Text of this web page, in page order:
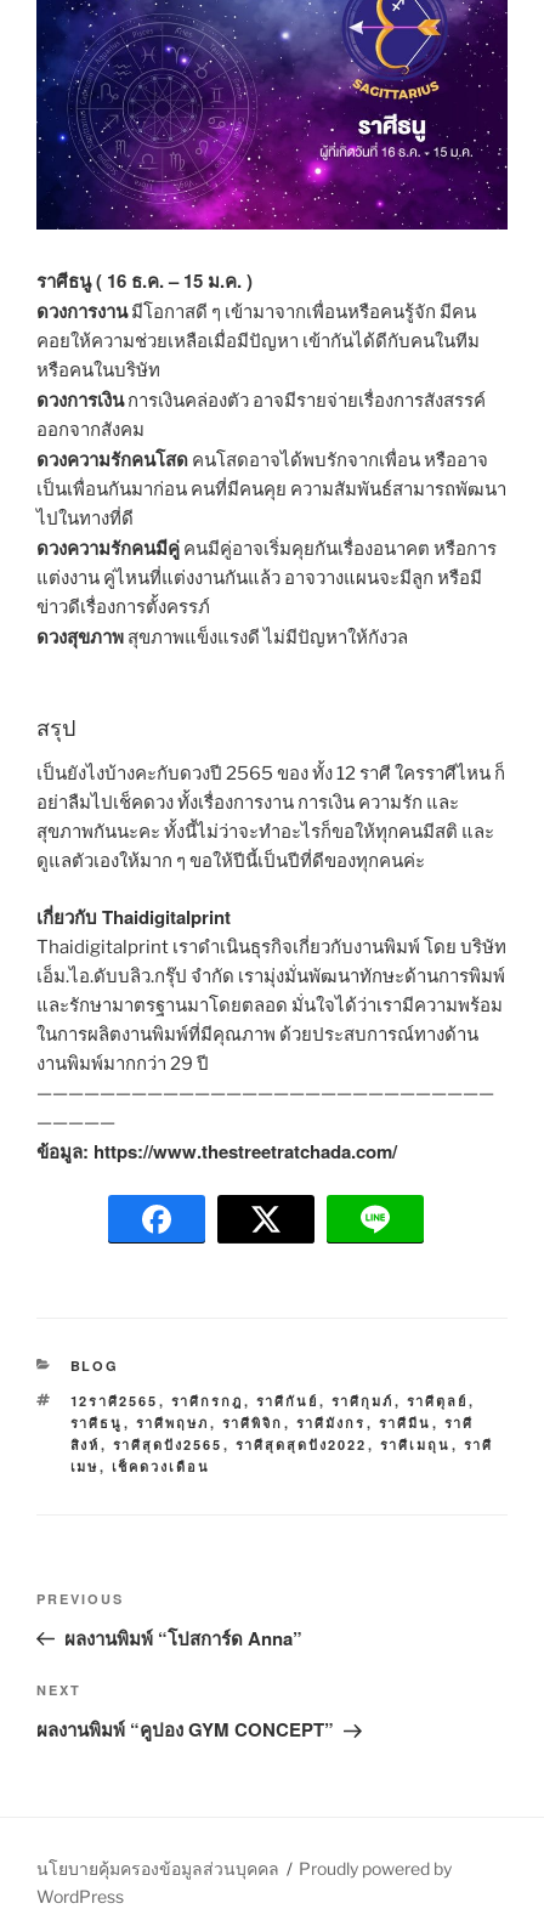
ราศีธนู ( 16 ธ.ค. – 15 ม.ค. )
ดวงการงานมีโอกาสดี ๆ เข้ามาจากเพื่อนหรือคนรู้จัก มีคน
คอยให้ความช่วยเหลือเมื่อมีปัญหา เข้ากันได้ดีกับคนในทีม
หรือคนในบริษัท
ดวงการเงินการเงินคล่องตัว อาจมีรายจ่ายเรื่องการสังสรรค์
ออกจากสังคม
ดวงความรักคนโสด คนโสดอาจได้พบรักจากเพื่อน หรืออาจ
เป็นเพื่อนกันมาก่อน คนที่มีคนคุย ความสัมพันธ์สามารถพัฒนา
ไปในทางที่ดี
ดวงความรักคนมีคู่ คนมีคู่อาจเริ่มคุยกันเรื่องอนาคต หรือการ
แต่งงาน คู่ไหนที่แต่งงานกันแล้ว อาจวางแผนจะมีลูก หรือมี
ข่าวดีเรื่องการตั้งครรภ์
ดวงสุขภาพ สุขภาพแข็งแรงดี ไม่มีปัญหาให้กังวล
สรุป
เป็นยังไงบ้างคะกับดวงปี 2565 ของ ทั้ง 12 ราศี ใครราศีไหน ก็
อย่าลืมไปเช็คดวง ทั้งเรื่องการงาน การเงิน ความรัก และ
สุขภาพกันนะคะ ทั้งนี้ไม่ว่าจะทำอะไรก็ขอให้ทุกคนมีสติ และ
ดูแลตัวเองให้มาก ๆ ขอให้ปีนี้เป็นปีที่ดีของทุกคนค่ะ
เกี่ยวกับ Thaidigitalprint
Thaidigitalprint เราดำเนินธุรกิจเกี่ยวกับงานพิมพ์ โดย บริษัท
เอ็ม.ไอ.ดับบลิว.กรุ๊ป จำกัด เรามุ่งมั่นพัฒนาทักษะด้านการพิมพ์
และรักษามาตรฐานมาโดยตลอด มั่นใจได้ว่าเรามีความพร้อม
ในการผลิตงานพิมพ์ที่มีคุณภาพ ด้วยประสบการณ์ทางด้าน
งานพิมพ์มากกว่า 29 ปี
—————————————————————————————
—————
ข้อมูล: https://www.thestreetratchada.com/
C
T
E
G
O
BLOG
T
A
G
S
12ราศี2565 , ราศีกรกฎ , ราศีกันย์ , ราศีกุมภ์ , ราศีตุลย์ ,
ราศีธนู , ราศีพฤษภ , ราศีพิจิก , ราศีมังกร , ราศีมีน , ราศี
สิงห์ , ราศีสุดปัง2565 , ราศีสุดสุดปัง2022 , ราศีเมถุน , ราศี
เมษ, เช็คดวงเดือน
s
t
n
g
a
P
r
v
i
o
s
PREVIOUS
ผลงานพิมพ์ “โปสการ์ด Anna”
N
e
s
t
NEXT
ผลงานพิมพ์ “คูปอง GYM CONCEPT”
นโยบายคุ้มครองข้อมูลส่วนบุคคล
Proudly powered by
WordPress